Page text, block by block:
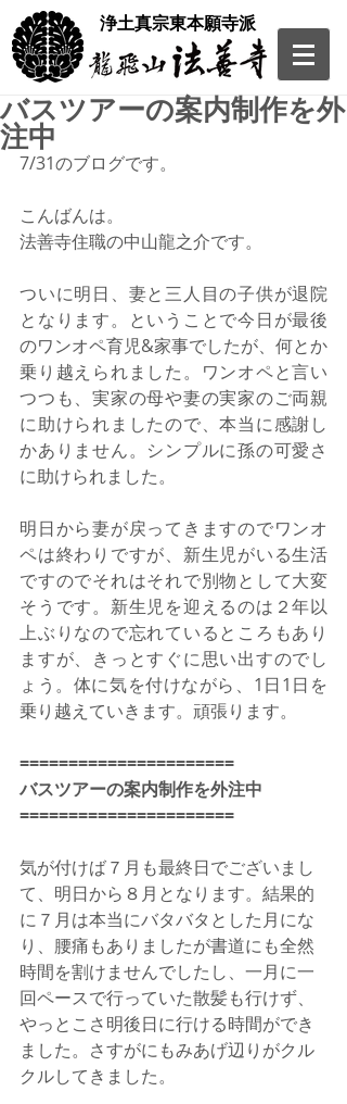
​浄土真宗東本願寺派
バスツアーの案内制作を外
注中
7/31のブログです。
こんばんは。
法善寺住職の中山龍之介です。
ついに明日、妻と三人目の子供が退院
となります。ということで今日が最後
のワンオペ育児&家事でしたが、何とか
乗り越えられました。ワンオペと言い
つつも、実家の母や妻の実家のご両親
に助けられましたので、本当に感謝し
かありません。シンプルに孫の可愛さ
に助けられました。
明日から妻が戻ってきますのでワンオ
ペは終わりですが、新生児がいる生活
ですのでそれはそれで別物として大変
そうです。新生児を迎えるのは２年以
上ぶりなので忘れているところもあり
ますが、きっとすぐに思い出すのでし
ょう。体に気を付けながら、1日1日を
乗り越えていきます。頑張ります。
======================
バスツアーの案内制作を外注中
======================
気が付けば７月も最終日でございまし
て、明日から８月となります。結果的
に７月は本当にバタバタとした月にな
り、腰痛もありましたが書道にも全然
時間を割けませんでしたし、一月に一
回ペースで行っていた散髪も行けず、
やっとこさ明後日に行ける時間ができ
ました。さすがにもみあげ辺りがクル
クルしてきました。